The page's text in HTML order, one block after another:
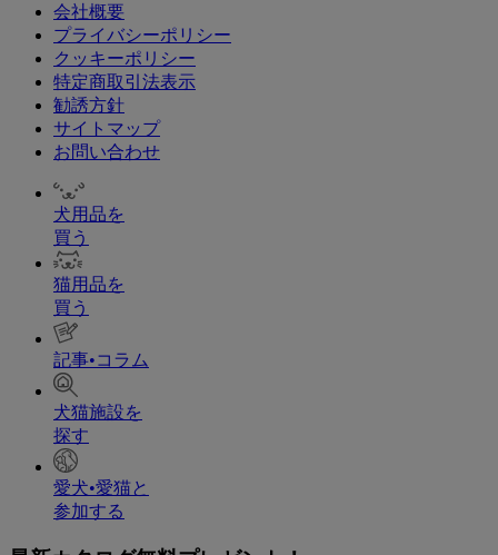
会社概要
プライバシーポリシー
クッキーポリシー
特定商取引法表示
勧誘方針
サイトマップ
お問い合わせ
犬用品を
買う
猫用品を
買う
記事•コラム
犬猫施設を
探す
愛犬•愛猫と
参加する